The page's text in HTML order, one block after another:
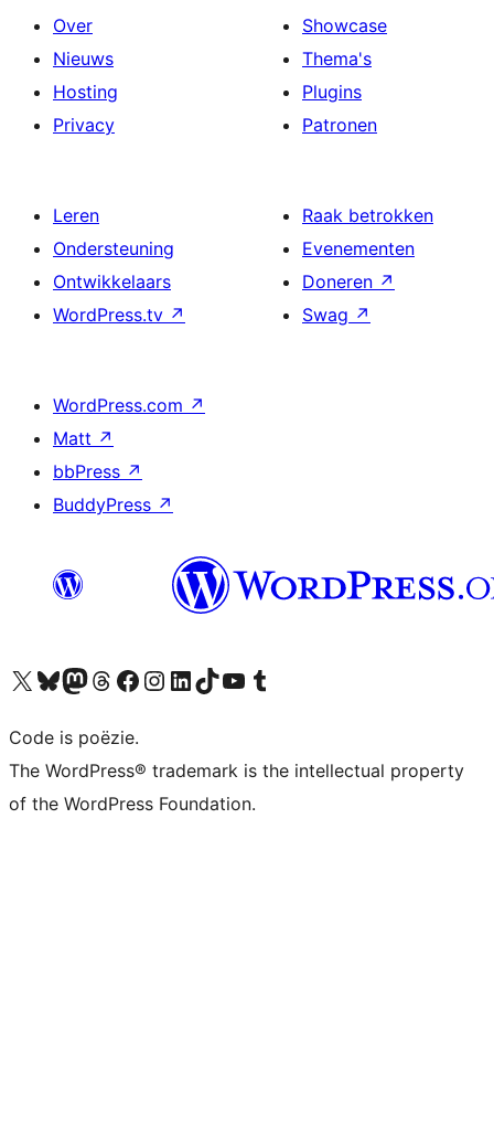
Over
Nieuws
Hosting
Privacy
Showcase
Thema's
Plugins
Patronen
Leren
Ondersteuning
Ontwikkelaars
WordPress.tv ↗
Raak betrokken
Evenementen
Doneren ↗
Swag ↗
WordPress.com ↗
Matt ↗
bbPress ↗
BuddyPress ↗
Bezoek ons X (voorheen Twitter) account
Bezoek ons Bluesky account
Bezoek ons Mastodon account
Bezoek ons Threads account
Onze Facebook pagina bezoeken
Bezoek ons Instagram account
Bezoek ons LinkedIn account
Bezoek ons TikTok account
Bezoek ons YouTube kanaalBezoek ons Tumblr account
Code is poëzie.
The WordPress® trademark is the intellectual property
of the WordPress Foundation.